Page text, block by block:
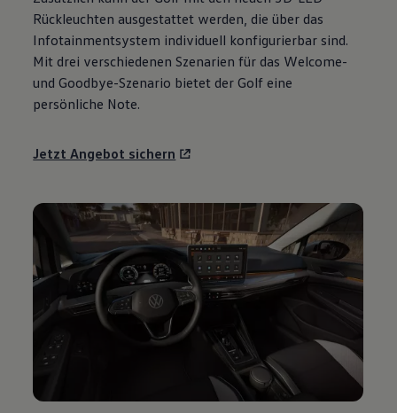
Motorenöl und Flüssigkeiten
Räder und Reifen
Pannen- und Unfallhilfe
Economy Service
Volkswagen Teile
Zubehör
Modellspezifisches Zubehör
Entertainment und Elektronik
Digitale Extras
Dienste für Ihr Modell finden
Volkswagen Apps, Login und Shop
Handy und Fahrzeug verbinden
Updates für Software, Karten und Radio
Über Ihr Auto
Vorgängermodelle
Kundeninformationen
Volkswagen Kundenbetreuung
Warn- und Kontrollleuchten
Digitale Betriebsanleitung
Rückleuchten ausgestattet werden, die über das
Infotainmentsystem individuell konfigurierbar sind.
Mit drei verschiedenen Szenarien für das Welcome-
und Goodbye-Szenario bietet der Golf eine
persönliche Note.
Jetzt Angebot sichern